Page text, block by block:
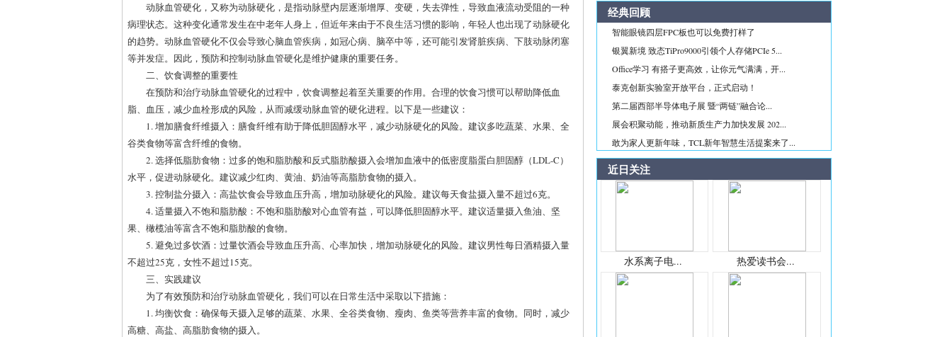
动脉血管硬化，又称为动脉硬化，是指动脉壁内层逐渐增厚、变硬，失去弹性，导致血液流动受阻的一种
病理状态。这种变化通常发生在中老年人身上，但近年来由于不良生活习惯的影响，年轻人也出现了动脉硬化
的趋势。动脉血管硬化不仅会导致心脑血管疾病，如冠心病、脑卒中等，还可能引发肾脏疾病、下肢动脉闭塞
等并发症。因此，预防和控制动脉血管硬化是维护健康的重要任务。
二、饮食调整的重要性
在预防和治疗动脉血管硬化的过程中，饮食调整起着至关重要的作用。合理的饮食习惯可以帮助降低血
脂、血压，减少血栓形成的风险，从而减缓动脉血管的硬化进程。以下是一些建议：
1. 增加膳食纤维摄入：膳食纤维有助于降低胆固醇水平，减少动脉硬化的风险。建议多吃蔬菜、水果、全
谷类食物等富含纤维的食物。
2. 选择低脂肪食物：过多的饱和脂肪酸和反式脂肪酸摄入会增加血液中的低密度脂蛋白胆固醇（LDL-C）
水平，促进动脉硬化。建议减少红肉、黄油、奶油等高脂肪食物的摄入。
3. 控制盐分摄入：高盐饮食会导致血压升高，增加动脉硬化的风险。建议每天食盐摄入量不超过6克。
4. 适量摄入不饱和脂肪酸：不饱和脂肪酸对心血管有益，可以降低胆固醇水平。建议适量摄入鱼油、坚
果、橄榄油等富含不饱和脂肪酸的食物。
5. 避免过多饮酒：过量饮酒会导致血压升高、心率加快，增加动脉硬化的风险。建议男性每日酒精摄入量
不超过25克，女性不超过15克。
三、实践建议
为了有效预防和治疗动脉血管硬化，我们可以在日常生活中采取以下措施：
1. 均衡饮食：确保每天摄入足够的蔬菜、水果、全谷类食物、瘦肉、鱼类等营养丰富的食物。同时，减少
高糖、高盐、高脂肪食物的摄入。
经典回顾
智能眼镜四层FPC板也可以免费打样了
银翼新境 致态TiPro9000引领个人存储PCIe 5...
Office学习 有搭子更高效，让你元气满满，开...
泰克创新实验室开放平台，正式启动！
第二届西部半导体电子展 暨“两链”融合论...
展会积聚动能，推动新质生产力加快发展 202...
敢为家人更新年味，TCL新年智慧生活提案来了...
近日关注
水系离子电... 热爱读书会...